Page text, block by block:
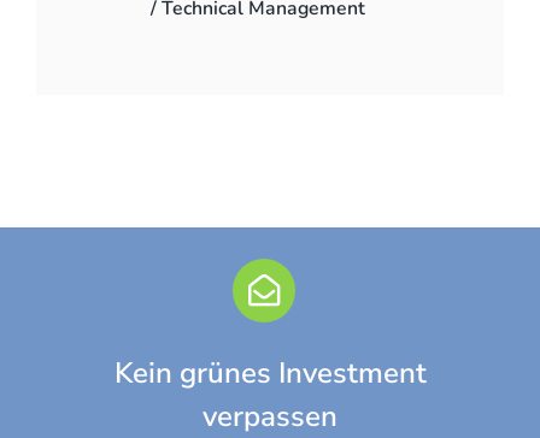
/ Technical Management
Kein grünes Investment
verpassen